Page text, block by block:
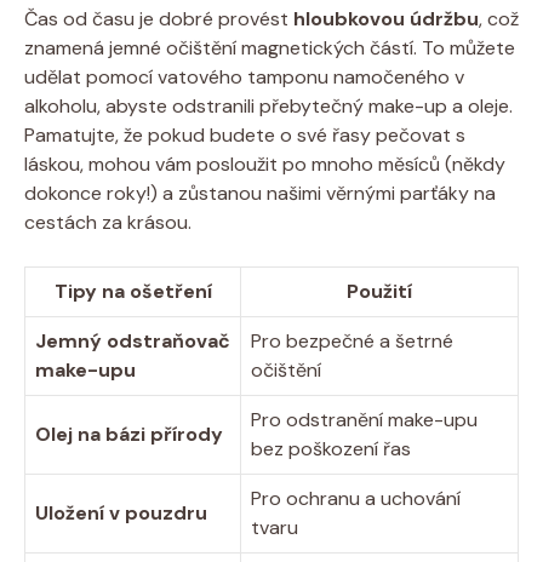
Čas od času je dobré provést hloubkovou údržbu, což
znamená jemné očištění magnetických částí. To můžete
udělat pomocí vatového tamponu namočeného v
alkoholu, abyste odstranili přebytečný make-up a oleje.
Pamatujte, že pokud budete o své řasy pečovat s
láskou, mohou vám posloužit po mnoho měsíců (někdy
dokonce roky!) a zůstanou našimi věrnými parťáky na
cestách za krásou.
Tipy na ošetření
Použití
Jemný odstraňovač
make-upu
Pro bezpečné a šetrné
očištění
Olej na bázi přírody
Pro odstranění make-upu
bez poškození řas
Uložení v pouzdru
Pro ochranu a uchování
tvaru